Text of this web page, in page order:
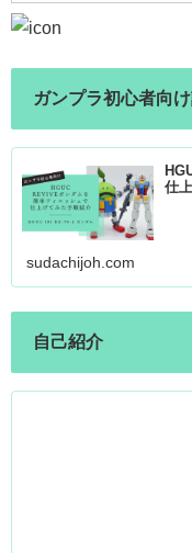
ガンプラ初心者向
仕
sudachijoh.com
自己紹介